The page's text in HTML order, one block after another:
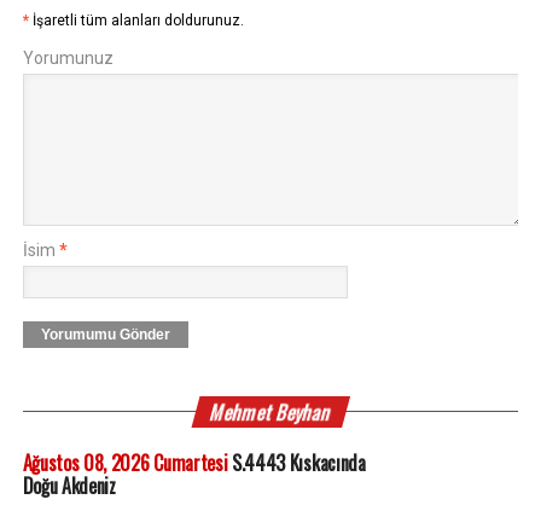
* İşaretli tüm alanları doldurunuz.
Yorumunuz
İsim *
Yorumumu Gönder
Mehmet Beyhan
Ağustos 08, 2026 CumartesiS.4443 Kıskacında
Doğu Akdeniz